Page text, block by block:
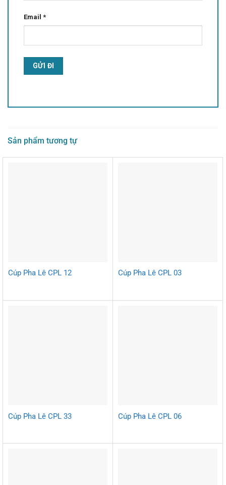
Email *
Sản phẩm tương tự
Cúp Pha Lê CPL 12 Cúp Pha Lê CPL 03
Cúp Pha Lê CPL 33 Cúp Pha Lê CPL 06